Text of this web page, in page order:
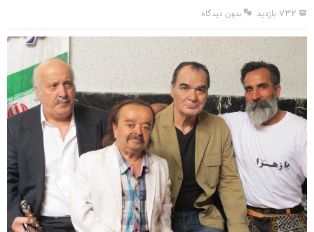
۷۳۲ بازدید بدون دیدگاه